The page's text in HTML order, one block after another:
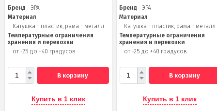
Бренд
ЭРА
Материал
Катушка - пластик, рама - металл
Температурные ограничения
хранения и перевозки
от -25 до +40 градусов
В корзину
Купить в 1 клик
Бренд
ЭРА
Материал
Катушка - пластик, рама - металл
Температурные ограничения
хранения и перевозки
от -25 до +40 градусов
В корзину
Купить в 1 клик